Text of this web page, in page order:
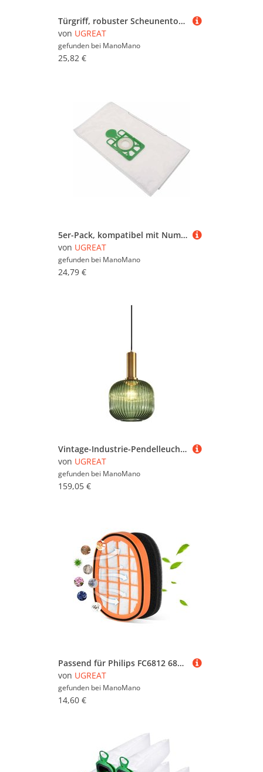
Türgriff, robuster Scheunentorgriff, 2 Stück, Schiebetürgriff, Schiebetürgriffe mit Rückplatte, Haltegriffgriffe aus Aluminiumlegierung für Möbel –
von UGREAT
gefunden bei ManoMano
25,82 €
5er-Pack, kompatibel mit Numatic NVM-1CH Staubsauger-Sammelzubehör, Staubbeutel, Vliesbeutel
von UGREAT
gefunden bei ManoMano
24,79 €
Vintage-Industrie-Pendelleuchte, moderne Hängeleuchte im Retro-Stil, Hängelampe, Glasschirm mit polierter Messinglampe [Energieklasse A++]
von UGREAT
gefunden bei ManoMano
159,05 €
Passend für Philips FC6812 6814 6823 6827 6908 Staubsaugerzubehör, Baumwollfilter
von UGREAT
gefunden bei ManoMano
14,60 €